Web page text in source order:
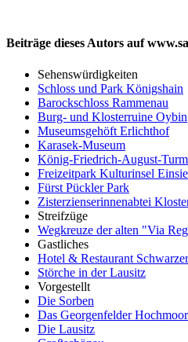
Beiträge dieses Autors auf
Sehenswürdigkeiten
Schloss und Park Königshain
Barockschloss Rammenau
Burg- und Klosterruine Oybin
Museumsgehöft Erlichthof
Karasek-Museum
König-Friedrich-August-Turm
Freizeitpark Kulturinsel
Fürst Pückler Park
Zisterzienserinnenabtei
Streifzüge
Wegkreuze der alten "Via
Gastliches
Hotel & Restaurant
Störche in der Lausitz
Vorgestellt
Die Sorben
Das Georgenfelder Hochmoor
Die Lausitz